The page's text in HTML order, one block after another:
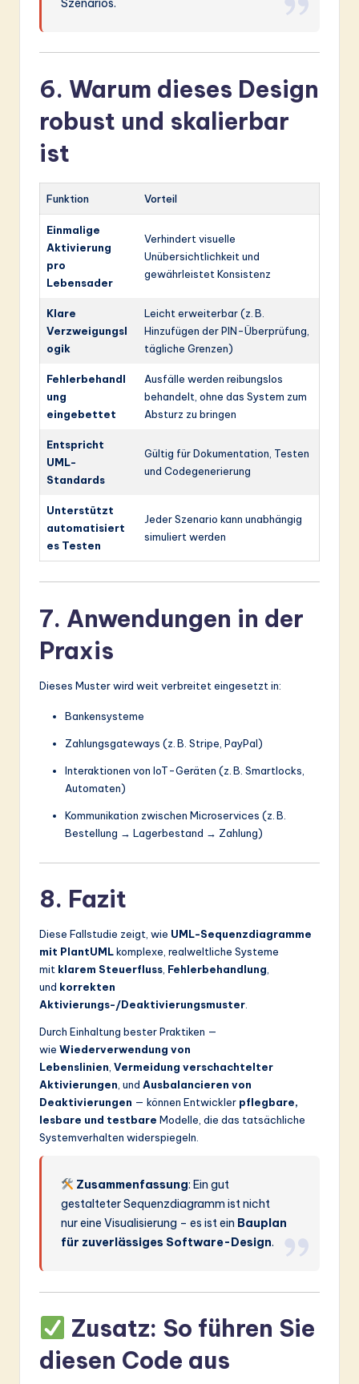
6. Warum dieses Design
robust und skalierbar
ist
Funktion Vorteil
Einmalige
Aktivierung
pro
Lebensader
Verhindert visuelle
Unübersichtlichkeit und
gewährleistet Konsistenz
Klare
Verzweigungsl
ogik
Leicht erweiterbar (z. B.
Hinzufügen der PIN-Überprüfung,
tägliche Grenzen)
Fehlerbehandl
ung
eingebettet
Ausfälle werden reibungslos
behandelt, ohne das System zum
Absturz zu bringen
Entspricht
UML-
Standards
Gültig für Dokumentation, Testen
und Codegenerierung
Unterstützt
automatisiert
es Testen
Jeder Szenario kann unabhängig
simuliert werden
7. Anwendungen in der
Praxis
Dieses Muster wird weit verbreitet eingesetzt in:
Bankensysteme
Zahlungsgateways (z. B. Stripe, PayPal)
Interaktionen von IoT-Geräten (z. B. Smartlocks,
Automaten)
Kommunikation zwischen Microservices (z. B.
Bestellung → Lagerbestand → Zahlung)
8. Fazit
Diese Fallstudie zeigt, wie UML-Sequenzdiagramme
mit PlantUMLkomplexe, realweltliche Systeme
mit klarem Steuerfluss Fehlerbehandlung
und korrekten
Aktivierungs-/Deaktivierungsmuster
Durch Einhaltung bester Praktiken —
wie Wiederverwendung von
Lebenslinien Vermeidung verschachtelter
Aktivierungen , und Ausbalancieren von
Deaktivierungen — können Entwickler pflegbare,
lesbare und testbare Modelle, die das tatsächliche
Systemverhalten widerspiegeln.
Zusammenfassung: Ein gut
gestalteter Sequenzdiagramm ist nicht
nur eine Visualisierung – es ist ein Bauplan
für zuverlässiges Software-Design.
Zusatz: So führen Sie
diesen Code aus